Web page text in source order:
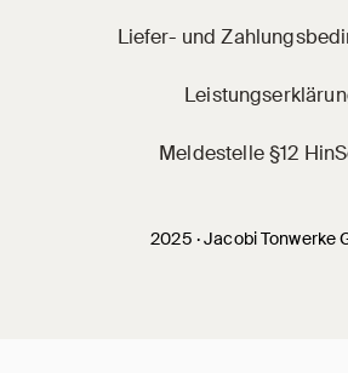
2025 · Jacobi Tonwerke
Liefer- und
Meldestelle §12